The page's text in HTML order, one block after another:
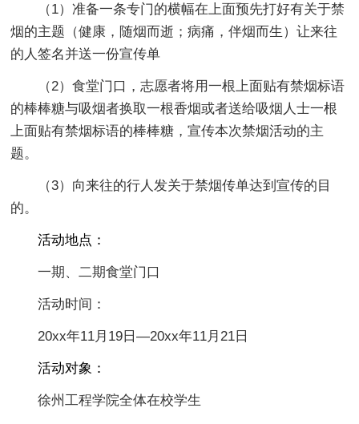
（1）准备一条专门的横幅在上面预先打好有关于禁
烟的主题（健康，随烟而逝；病痛，伴烟而生）让来往
的人签名并送一份宣传单
（2）食堂门口，志愿者将用一根上面贴有禁烟标语
的棒棒糖与吸烟者换取一根香烟或者送给吸烟人士一根
上面贴有禁烟标语的棒棒糖，宣传本次禁烟活动的主
题。
（3）向来往的行人发关于禁烟传单达到宣传的目
的。
活动地点：
一期、二期食堂门口
活动时间：
20xx年11月19日—20xx年11月21日
活动对象：
徐州工程学院全体在校学生